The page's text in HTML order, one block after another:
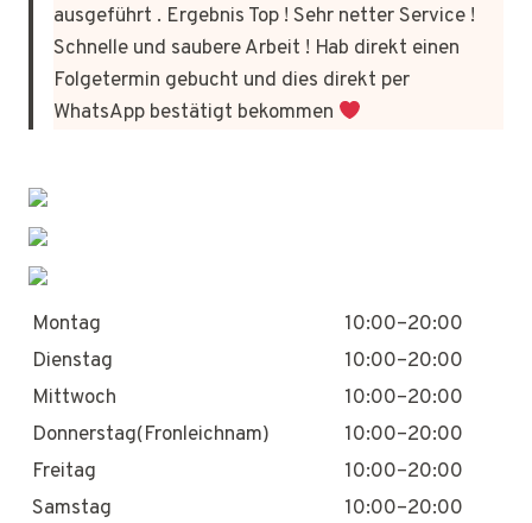
ausgeführt . Ergebnis Top ! Sehr netter Service !
Schnelle und saubere Arbeit ! Hab direkt einen
Folgetermin gebucht und dies direkt per
WhatsApp bestätigt bekommen
Montag
10:00–20:00
Dienstag
10:00–20:00
Mittwoch
10:00–20:00
Donnerstag(Fronleichnam)
10:00–20:00
Freitag
10:00–20:00
Samstag
10:00–20:00